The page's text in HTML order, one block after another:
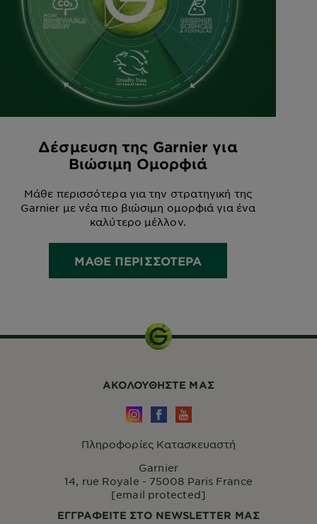
Δέσμευση της Garnier για
Βιώσιμη Ομορφιά
Μάθε περισσότερα για την στρατηγική της
Garnier με νέα πιο βιώσιμη ομορφιά για ένα
καλύτερο μέλλον.
ΜΑΘΕ ΠΕΡΙΣΣΟΤΕΡΑ
ΑΚΟΛΟΥΘHΣΤΕ ΜΑΣ
Πληροφορίες Κατασκευαστή
Garnier
14, rue Royale - 75008 Paris France
[email protected]
ΕΓΓΡΑΦΕΙΤΕ ΣΤΟ NEWSLETTER ΜΑΣ